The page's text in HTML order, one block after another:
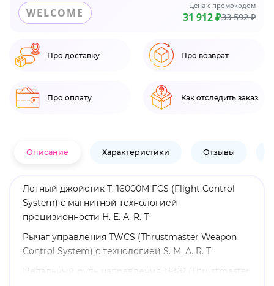
WELCOME
Цена с промокодом
31 912 ₽33 592 ₽
Про доставку Про возврат
Про оплату Как отследить заказ
Описание Характеристики Отзывы
Летный джойстик T. 16000M FCS (Flight Control
System) с магнитной технологией
прецизионности H. E. A. R. T
Рычаг управления TWCS (Thrustmaster Weapon
Control System) с технологией S. M. A. R. T
Педальный руль направления TFRP (Thrustmaster